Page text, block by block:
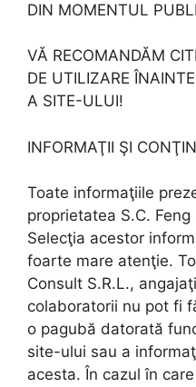
DIN MOMENTUL
VĂ RECOMANDĂM
DE UTILIZARE
A SITE-ULUI!
INFORMAŢII ŞI
Toate informaţiile
proprietatea S.C. Feng
Selecţia acestor
foarte mare atenţie.
Consult S.R.L.,
colaboratorii nu pot fi
o pagubă datorată
site-ului sau a
acesta. În cazul în